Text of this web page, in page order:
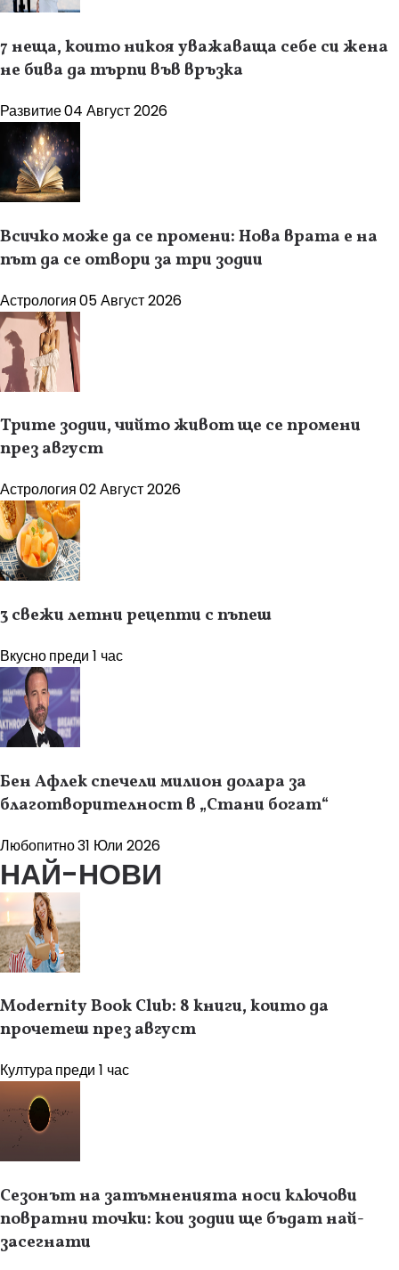
7 неща, които никоя уважаваща себе си жена
не бива да търпи във връзка
Развитие04 Август 2026
Всичко може да се промени: Нова врата е на
път да се отвори за три зодии
Астрология05 Август 2026
Трите зодии, чийто живот ще се промени
през август
Астрология02 Август 2026
3 свежи летни рецепти с пъпеш
Вкуснопреди 1 час
Бен Афлек спечели милион долара за
благотворителност в „Стани богат“
Любопитно31 Юли 2026
НАЙ-НОВИ
Modernity Book Club: 8 книги, които да
прочетеш през август
Културапреди 1 час
Сезонът на затъмненията носи ключови
повратни точки: кои зодии ще бъдат най-
засегнати